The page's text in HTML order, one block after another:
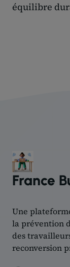
équilibre
France
Une
la prévention
des
reconversion